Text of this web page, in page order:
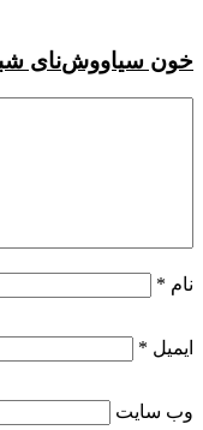
خون سیاووشنای
نام *
ایمیل *
وب‌ سایت